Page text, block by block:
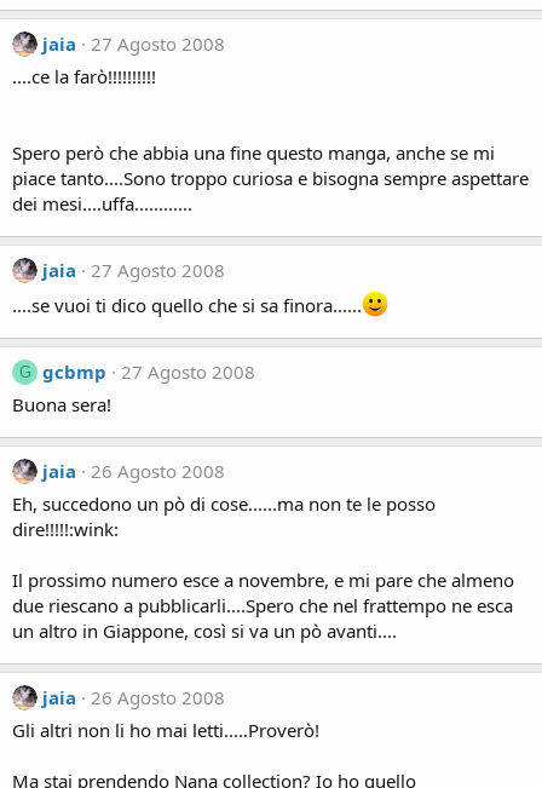
jaia
27 Agosto 2008
....ce la farò!!!!!!!!!!
Spero però che abbia una fine questo manga, anche se mi
piace tanto....Sono troppo curiosa e bisogna sempre aspettare
dei mesi....uffa............
jaia
27 Agosto 2008
....se vuoi ti dico quello che si sa finora......
G gcbmp
27 Agosto 2008
Buona sera!
jaia
26 Agosto 2008
Eh, succedono un pò di cose......ma non te le posso
dire!!!!!:wink:
Il prossimo numero esce a novembre, e mi pare che almeno
due riescano a pubblicarli....Spero che nel frattempo ne esca
un altro in Giappone, così si va un pò avanti....
jaia
26 Agosto 2008
Gli altri non li ho mai letti.....Proverò!
Ma stai prendendo Nana collection? Io ho quello